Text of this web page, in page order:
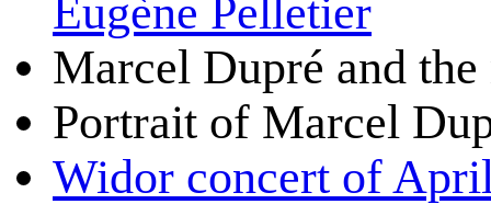
Eugène Pelletier
Marcel Dupré and
Portrait of Marcel
Widor concert of